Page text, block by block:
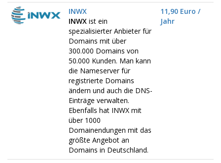
INWX
INWX ist ein
spezialisierter Anbieter für
Domains mit über
300.000 Domains von
50.000 Kunden. Man kann
die Nameserver für
registrierte Domains
ändern und auch die DNS-
Einträge verwalten.
Ebenfalls hat INWX mit
über 1000
Domainendungen mit das
größte Angebot an
Domains in Deutschland.
11,90 Euro /
Jahr